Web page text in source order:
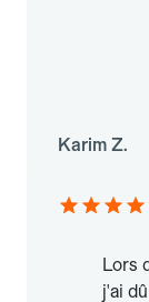
Karim Z.
Lors
j'ai